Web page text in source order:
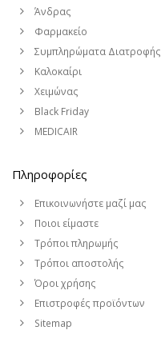
Άνδρας
Φαρμακείο
Συμπληρώματα Διατροφής
Καλοκαίρι
Χειμώνας
Black Friday
MEDICAIR
Πληροφορίες
Επικοινωνήστε μαζί μας
Ποιοι είμαστε
Τρόποι πληρωμής
Τρόποι αποστολής
Όροι χρήσης
Επιστροφές προϊόντων
Sitemap